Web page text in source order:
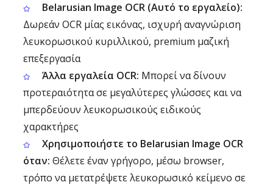
Belarusian Image OCR (Αυτό το εργαλείο):
Δωρεάν OCR μίας εικόνας, ισχυρή αναγνώριση
λευκορωσικού κυριλλικού, premium μαζική
επεξεργασία
Άλλα εργαλεία OCR: Μπορεί να δίνουν
προτεραιότητα σε μεγαλύτερες γλώσσες και να
μπερδεύουν λευκορωσικούς ειδικούς
χαρακτήρες
Χρησιμοποιήστε το Belarusian Image OCR
όταν: Θέλετε έναν γρήγορο, μέσω browser,
τρόπο να μετατρέψετε λευκορωσικό κείμενο σε